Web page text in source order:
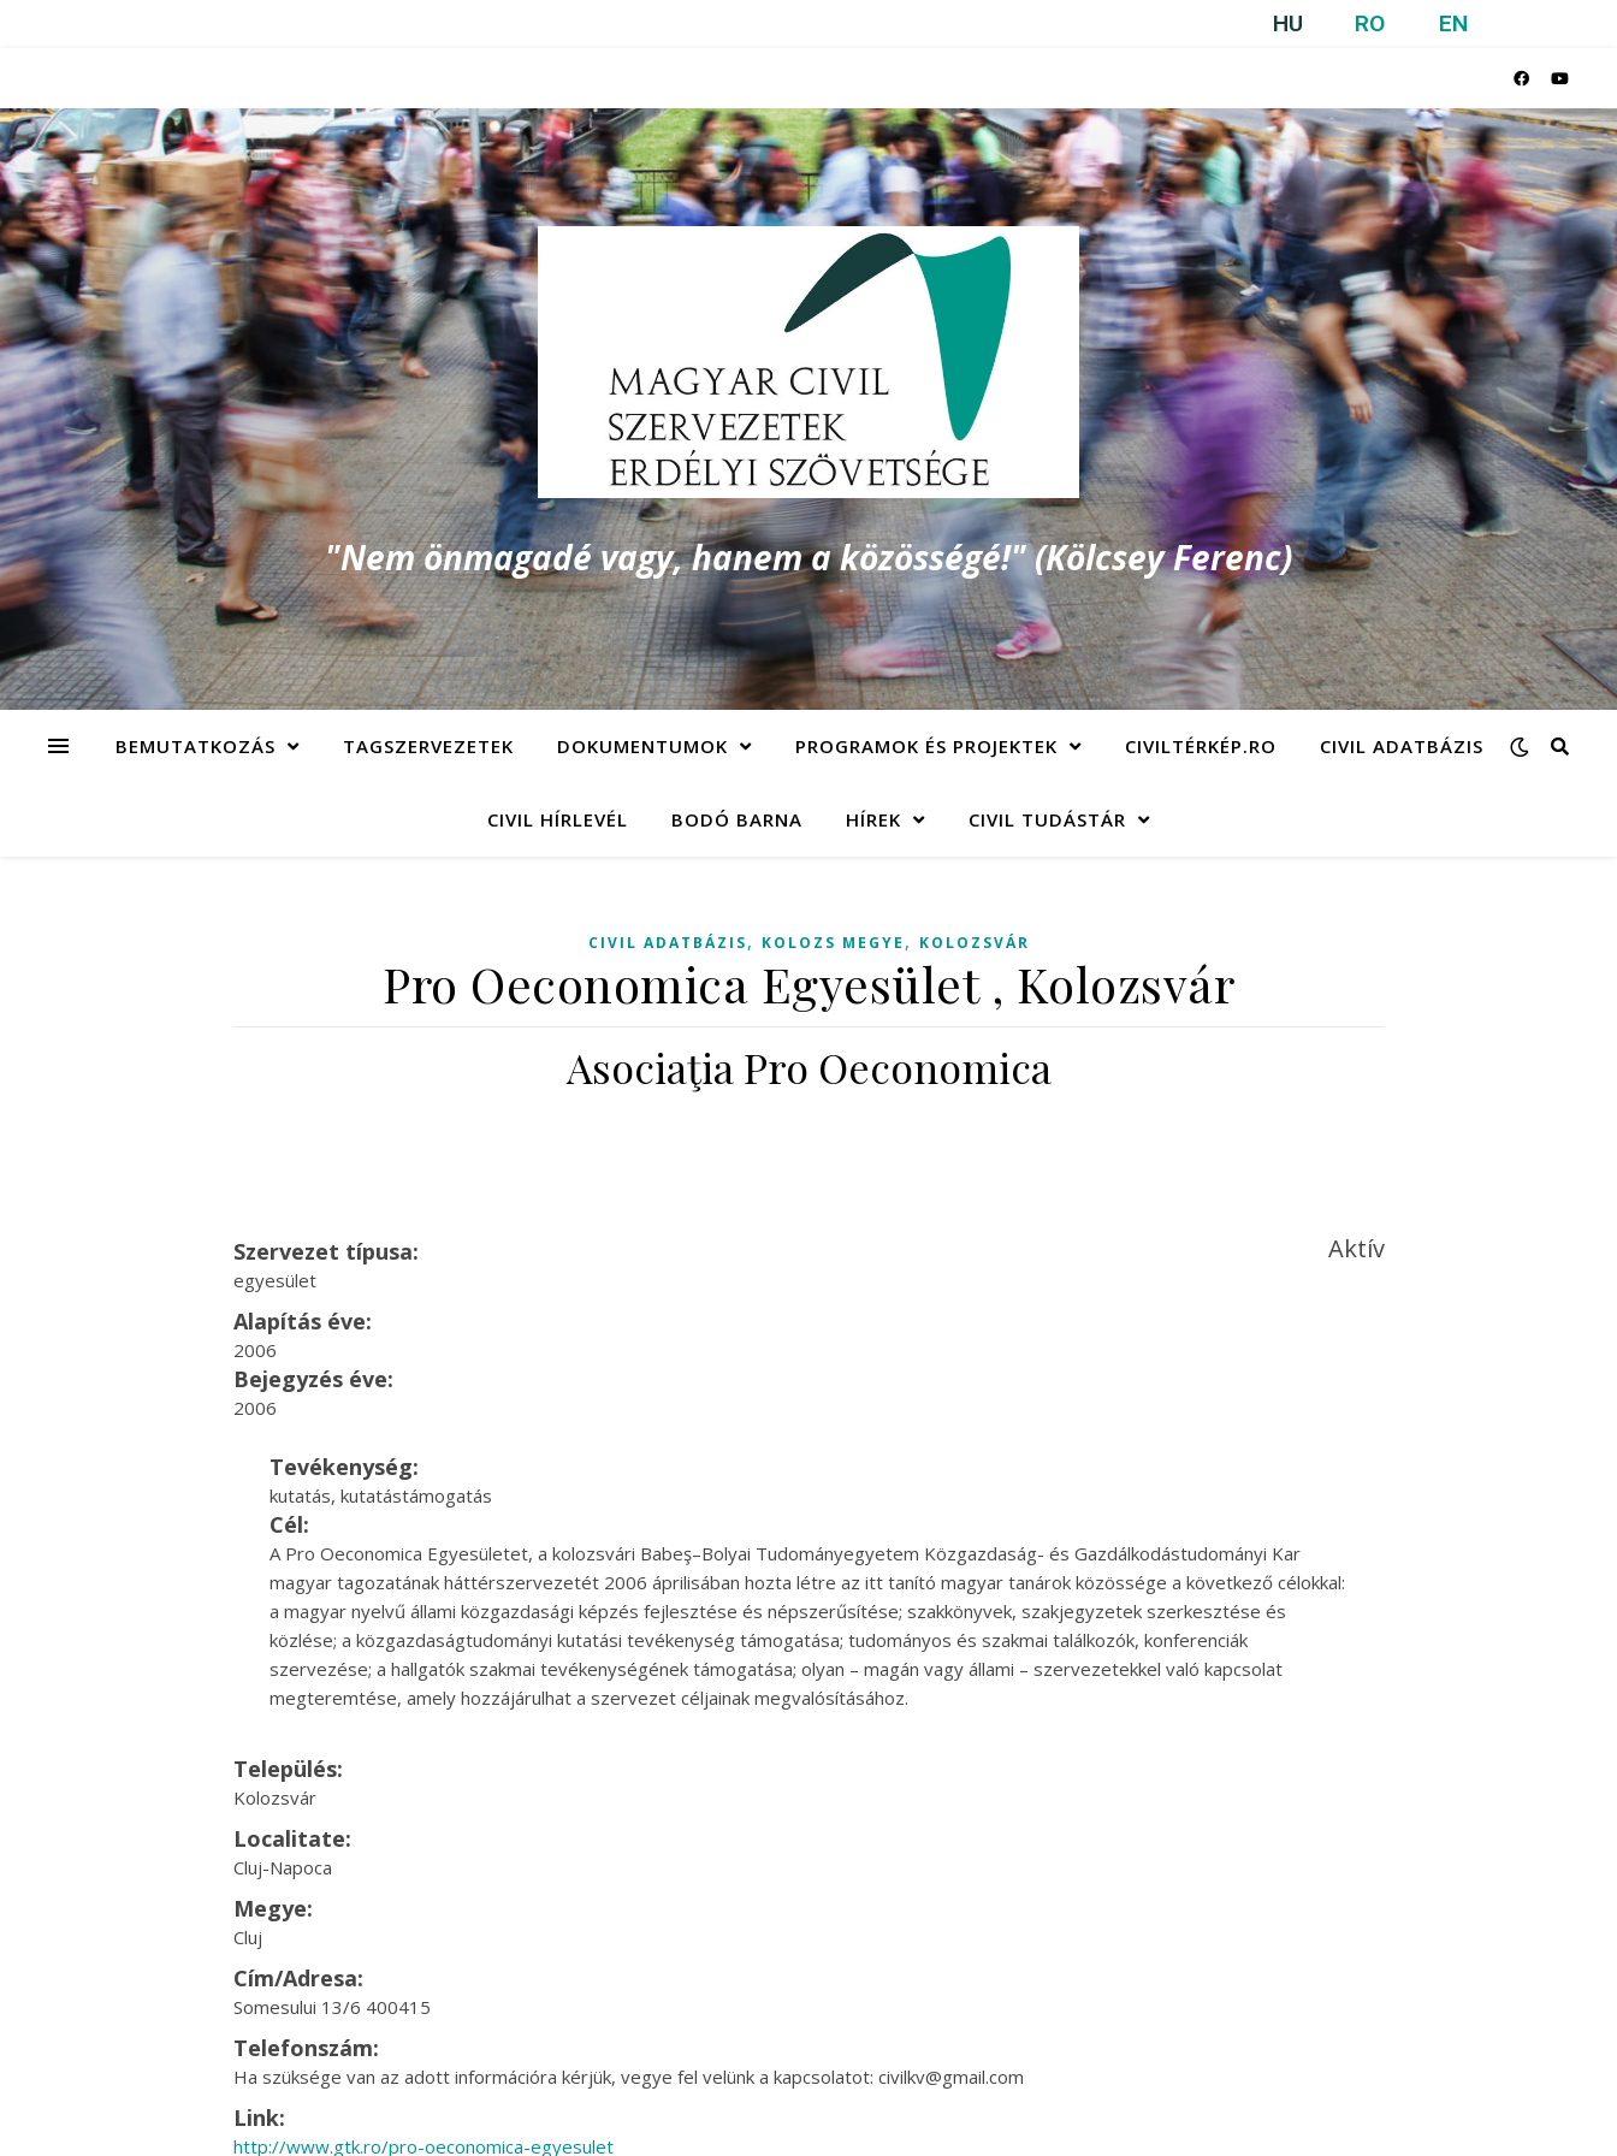
HU RO EN
"Nem önmagadé vagy, hanem a közösségé!" (Kölcsey Ferenc)
BEMUTATKOZÁS TAGSZERVEZETEK DOKUMENTUMOK PROGRAMOK ÉS PROJEKTEK CIVILTÉRKÉP.RO CIVIL ADATBÁZIS
CIVIL HÍRLEVÉL BODÓ BARNA HÍREK CIVIL TUDÁSTÁR
CIVIL ADATBÁZIS, KOLOZS MEGYE , KOLOZSVÁR
Pro Oeconomica Egyesület , Kolozsvár
Asociaţia Pro Oeconomica
Szervezet típusa:
egyesület
Aktív
Alapítás éve:
2006
Bejegyzés éve:
2006
Tevékenység:
kutatás, kutatástámogatás
Cél:
A Pro Oeconomica Egyesületet, a kolozsvári Babeş–Bolyai Tudományegyetem Közgazdaság- és Gazdálkodástudományi Kar
magyar tagozatának háttérszervezetét 2006 áprilisában hozta létre az itt tanító magyar tanárok közössége a következő célokkal:
a magyar nyelvű állami közgazdasági képzés fejlesztése és népszerűsítése; szakkönyvek, szakjegyzetek szerkesztése és
közlése; a közgazdaságtudományi kutatási tevékenység támogatása; tudományos és szakmai találkozók, konferenciák
szervezése; a hallgatók szakmai tevékenységének támogatása; olyan – magán vagy állami – szervezetekkel való kapcsolat
megteremtése, amely hozzájárulhat a szervezet céljainak megvalósításához.
Település:
Kolozsvár
Localitate:
Cluj-Napoca
Megye:
Cluj
Cím/Adresa:
Somesului 13/6 400415
Telefonszám:
Ha szüksége van az adott információra kérjük, vegye fel velünk a kapcsolatot: civilkv@gmail.com
Link:
http://www.gtk.ro/pro-oeconomica-egyesulet